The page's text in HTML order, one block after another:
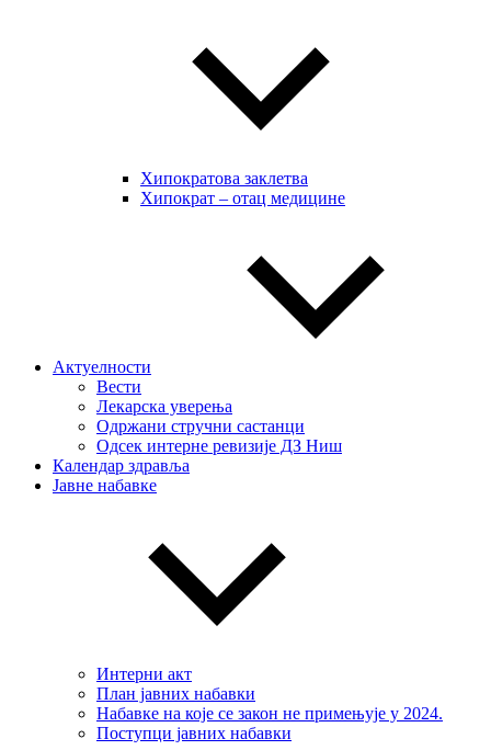
Хипократова заклетва
Хипократ – отац медицине
Актуелности
Вести
Лекарска уверења
Одржани стручни састанци
Одсек интерне ревизије ДЗ Ниш
Календар здравља
Јавне набавке
Интерни акт
План јавних набавки
Набавке на које се закон не примењује у 2024.
Поступци јавних набавки